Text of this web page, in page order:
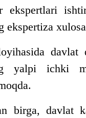
ekspertlari
ekspertiza
yalpi ichki
birga, davlat